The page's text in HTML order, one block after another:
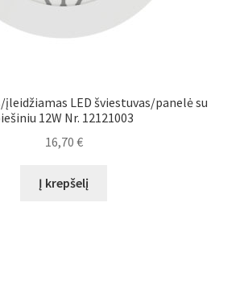
LED šviestuvas/panelė su
12W Nr. 12121003
16,70 €
Į krepšelį